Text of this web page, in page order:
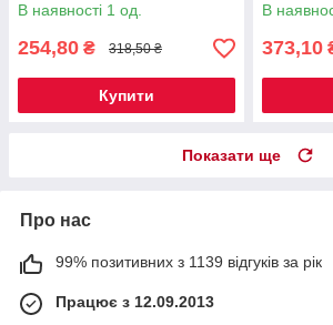
В наявності 1 од.
254,80 ₴ 318,50 ₴
Купити
В
373,10
Показати ще
Про нас
99% позитивних з 1139 відгуків за рік
Працює з 12.09.2013